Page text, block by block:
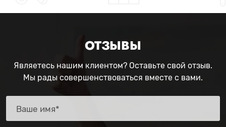
ОТЗЫВЫ
Являетесь нашим клиентом? Оставьте свой отзыв.
Мы рады совершенствоваться вместе с вами.